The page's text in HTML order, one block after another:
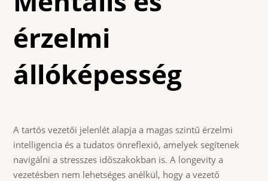
érzelmi
állóképesség
A tartós vezetői jelenlét alapja a magas szintű érzelmi
intelligencia és a tudatos önreflexió, amelyek segítenek
navigálni a stresszes időszakokban is. A longevity a
vezetésben nem lehetséges anélkül, hogy a vezető